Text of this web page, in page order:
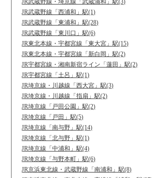
JR武蔵野線・埼京線「武蔵浦和」駅(3)
JR武蔵野線「西浦和」駅(1)
JR武蔵野線「東浦和」駅(28)
JR武蔵野線「東川口」駅(6)
JR東北本線・宇都宮線「東大宮」駅(15)
JR東北本線・宇都宮線「新白岡」駅(2)
JR宇都宮線・湘南新宿ライン「蓮田」駅(2)
JR宇都宮線「土呂」駅(1)
JR埼京線・川越線「西大宮」駅(3)
JR埼京線・川越線「指扇」駅(2)
JR埼京線「戸田公園」駅(2)
JR埼京線「戸田」駅(5)
JR埼京線「南与野」駅(14)
JR埼京線「北与野」駅(1)
JR埼京線「中浦和」駅(4)
JR埼京線「与野本町」駅(6)
JR京浜東北線・武蔵野線「南浦和」駅(8)